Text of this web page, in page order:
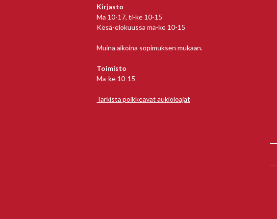
Kirjasto
Ma 10-17, ti-ke 10-15
Kesä-elokuussa ma-ke 10-15
Muina aikoina sopimuksen mukaan.
Toimisto
Ma-ke 10-15
Tarkista poikkeavat aukioloajat